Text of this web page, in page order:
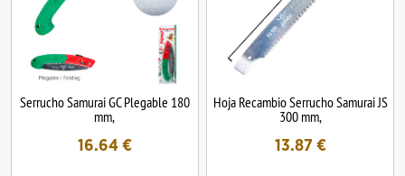
Serrucho Samurai GC Plegable 180
mm,
16.64€
Hoja Recambio Serrucho Samurai JS
300 mm,
13.87 €